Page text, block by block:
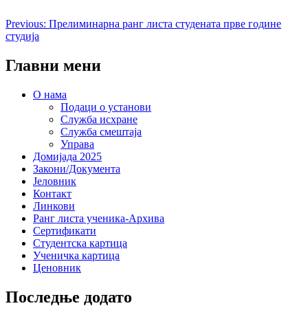
Кретање
чланка
Previous: Прелиминарна ранг листа студената прве године
студија
Главни мени
O нама
Подаци о установи
Служба исхране
Служба смештаја
Управа
Домијада 2025
Закони/Документа
Јеловник
Контакт
Линкови
Ранг листа ученика-Архива
Сертификати
Студентска картица
Ученичка картица
Ценовник
Последње додато